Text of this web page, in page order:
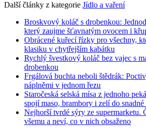
Další články z kategorie Jídlo a vaření
Broskvový koláč s drobenkou:
který zaujme šťavnatým ovocem i
Obrácené kuřecí řízky pro všechny,
klasiku v chytřejším kabátku
Rychlý švestkový koláč bez vajec s
drobenkou
Frgálová buchta neboli štědrák:
náplněmi v jednom řezu
Staročeská selská mísa z jednoho
spojí maso, brambory i zelí do snadné
Nejhorší tvrdé sýry ze supermarketu.
všemu a neví, co v nich obsaženo